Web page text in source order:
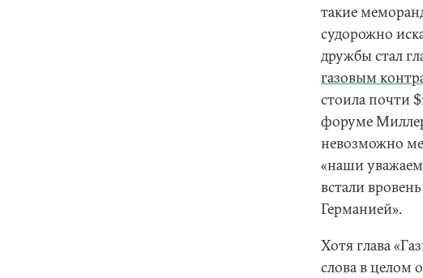
такие
судорожно
дружбы стал
газовым
стоила почти
форуме
невозможно
«наши
встали
Германией».
Хотя глава
слова в целом